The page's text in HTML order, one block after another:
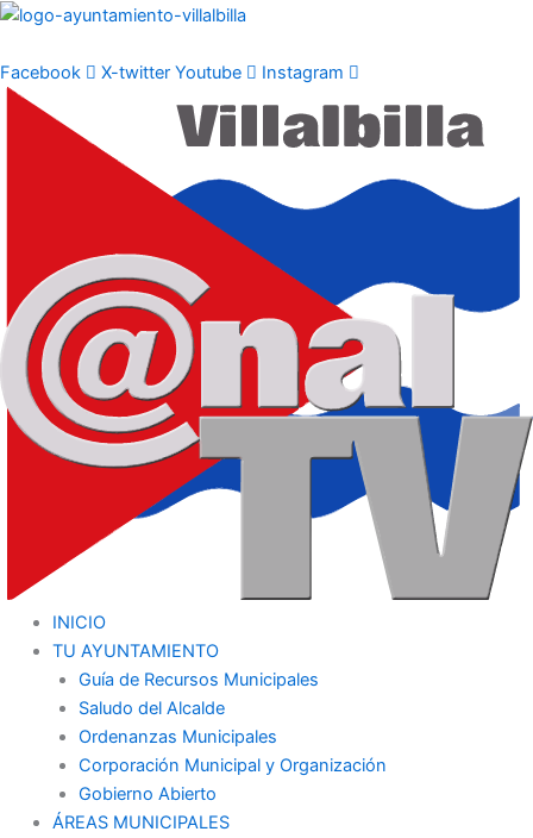
Ir
contenido
Facebook X-twitter Youtube Instagram
INICIO
TU AYUNTAMIENTO
Guía de Recursos Municipales
Saludo del Alcalde
Ordenanzas Municipales
Corporación Municipal y Organización
Gobierno Abierto
ÁREAS MUNICIPALES